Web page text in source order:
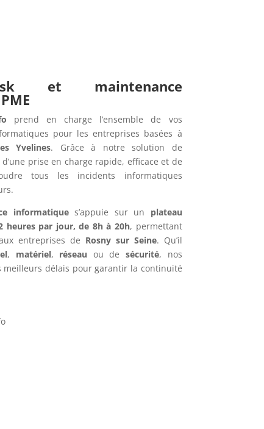
et maintenance
prend en charge l’ensemble de vos
pour les entreprises basées à
Yvelines. Grâce à notre solution de
prise en charge rapide, efficace et de
tous les incidents informatiques
informatiques’appuie sur un plateau
heures par jour, de 8h à 20h, permettant
entreprises de Rosny sur Seine. Qu’il
, matériel, réseau ou desécurité, nos
délais pour garantir la continuité